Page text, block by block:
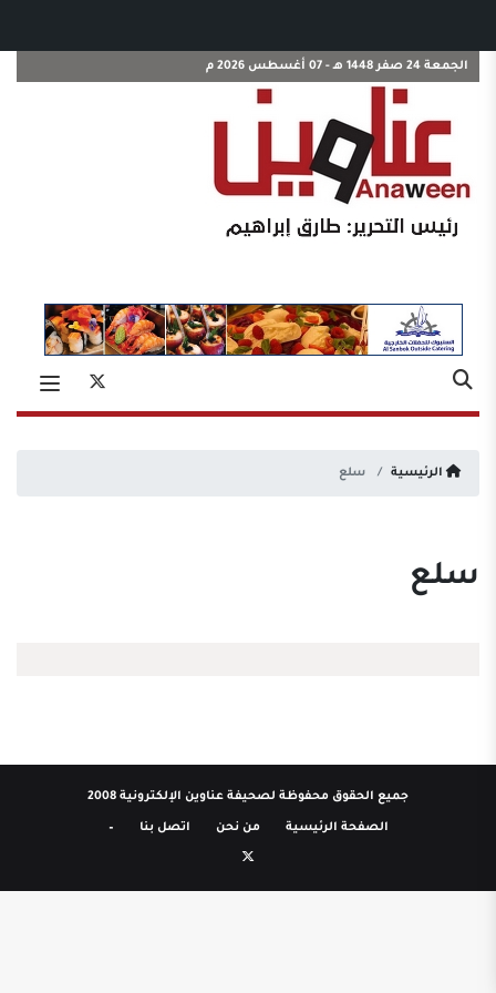
الجمعة 24 صفر 1448 هـ - 07 أغسطس 2026 م
الرئيسية سلع
سلع
جميع الحقوق محفوظة لصحيفة عناوين الإلكترونية 2008
الصفحة الرئيسية من نحن اتصل بنا –